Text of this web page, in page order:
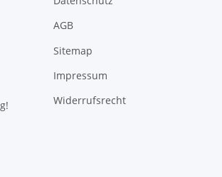
AGB
Sitemap
Impressum
Widerrufsrecht